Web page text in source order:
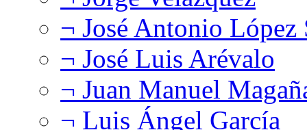
¬ José Antonio López
¬ José Luis Arévalo
¬ Juan Manuel
¬ Luis Ángel García